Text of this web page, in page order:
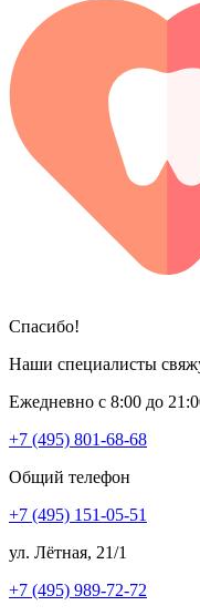
Спасибо!
Наши специалисты
Ежедневно с 8:00 до
+7 (495) 801-68-68
Общий телефон
+7 (495) 151-05-51
ул. Лётная, 21/1
+7 (495) 989-72-72